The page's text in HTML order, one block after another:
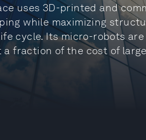
uses 3D-printed and
while maximizing
cycle. Its micro-robots
a fraction of the cost of